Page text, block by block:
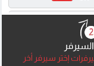
MP4UPLOAD